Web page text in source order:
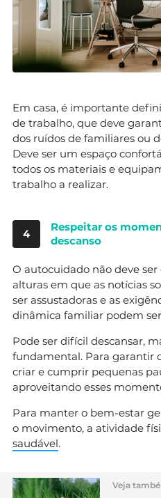
Em casa, é importante
de trabalho, que deve
dos ruídos de familiares ou
Deve ser um espaço
todos os materiais e
trabalho a realizar.
4
Respeitar os
descanso
O autocuidado não deve
alturas em que as notícias
ser assustadoras e as
dinâmica familiar podem
Pode ser difícil descansar,
fundamental. Para garantir
criar e cumprir pequenas
aproveitando esses
Para manter o bem-estar
o movimento, a atividade
saudável.
Veja